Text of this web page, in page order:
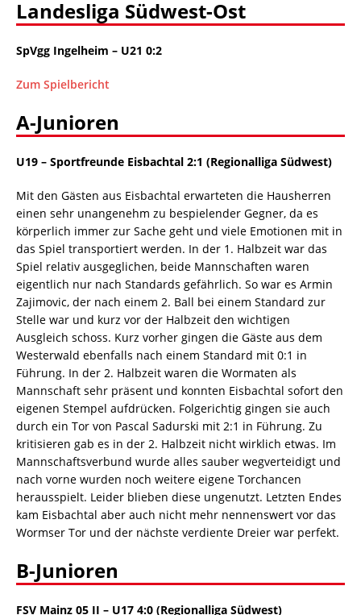
Landesliga Südwest-Ost
SpVgg Ingelheim – U21 0:2
Zum Spielbericht
A-Junioren
U19 – Sportfreunde Eisbachtal 2:1 (Regionalliga Südwest)
Mit den Gästen aus Eisbachtal erwarteten die Hausherren
einen sehr unangenehm zu bespielender Gegner, da es
körperlich immer zur Sache geht und viele Emotionen mit in
das Spiel transportiert werden. In der 1. Halbzeit war das
Spiel relativ ausgeglichen, beide Mannschaften waren
eigentlich nur nach Standards gefährlich. So war es Armin
Zajimovic, der nach einem 2. Ball bei einem Standard zur
Stelle war und kurz vor der Halbzeit den wichtigen
Ausgleich schoss. Kurz vorher gingen die Gäste aus dem
Westerwald ebenfalls nach einem Standard mit 0:1 in
Führung. In der 2. Halbzeit waren die Wormaten als
Mannschaft sehr präsent und konnten Eisbachtal sofort den
eigenen Stempel aufdrücken. Folgerichtig gingen sie auch
durch ein Tor von Pascal Sadurski mit 2:1 in Führung. Zu
kritisieren gab es in der 2. Halbzeit nicht wirklich etwas. Im
Mannschaftsverbund wurde alles sauber wegverteidigt und
nach vorne wurden noch weitere eigene Torchancen
herausspielt. Leider blieben diese ungenutzt. Letzten Endes
kam Eisbachtal aber auch nicht mehr nennenswert vor das
Wormser Tor und der nächste verdiente Dreier war perfekt.
B-Junioren
FSV Mainz 05 II – U17 4:0 (Regionalliga Südwest)